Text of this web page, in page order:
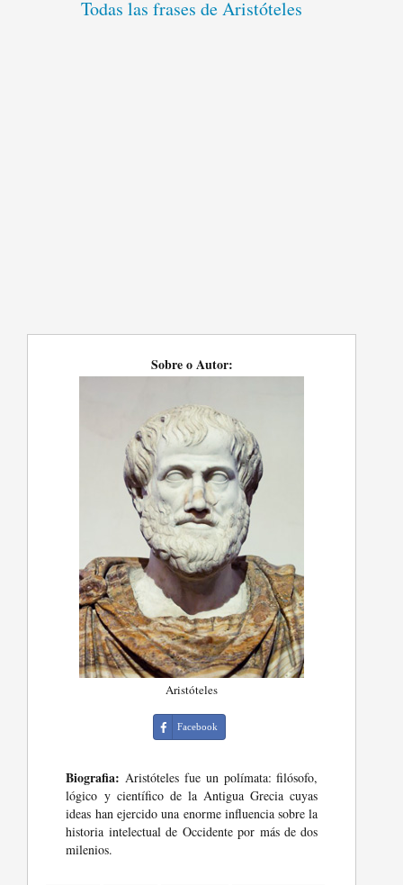
Todas las frases de Aristóteles
Sobre o Autor:
Aristóteles
Facebook
Biografia: Aristóteles fue un polímata: filósofo,
lógico y científico de la Antigua Grecia cuyas
ideas han ejercido una enorme influencia sobre la
historia intelectual de Occidente por más de dos
milenios.